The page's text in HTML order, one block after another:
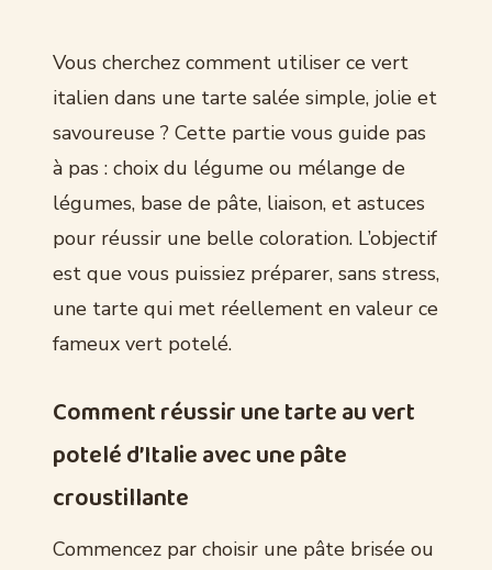
Vous cherchez comment utiliser ce vert
italien dans une tarte salée simple, jolie et
savoureuse ? Cette partie vous guide pas
à pas : choix du légume ou mélange de
légumes, base de pâte, liaison, et astuces
pour réussir une belle coloration. L’objectif
est que vous puissiez préparer, sans stress,
une tarte qui met réellement en valeur ce
fameux vert potelé.
Comment réussir une tarte au vert
potelé d’Italie avec une pâte
croustillante
Commencez par choisir une pâte brisée ou